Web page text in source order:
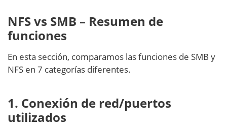
NFS vs SMB – Resumen de
funciones
En esta sección, comparamos las funciones de SMB y
NFS en 7 categorías diferentes.
1. Conexión de red/puertos
utilizados